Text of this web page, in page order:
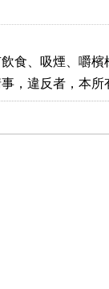
食、吸煙、嚼
事，違反者，本